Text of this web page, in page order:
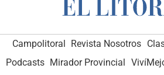
Campolitoral Revista Nosotros
Podcasts Mirador Provincial